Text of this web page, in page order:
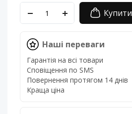
Купити
Наші переваги
Гарантія на всі товари
Сповіщення по SMS
Повернення протягом 14 днів
Краща ціна